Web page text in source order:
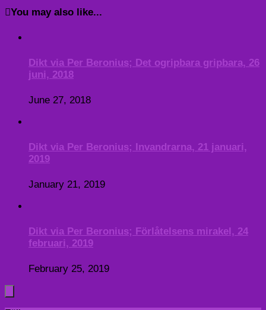
You may also like...
Dikt via Per Beronius; Det ogripbara gripbara, 26
juni, 2018
June 27, 2018
Dikt via Per Beronius; Invandrarna, 21 januari,
2019
January 21, 2019
Dikt via Per Beronius; Förlåtelsens mirakel, 24
februari, 2019
February 25, 2019